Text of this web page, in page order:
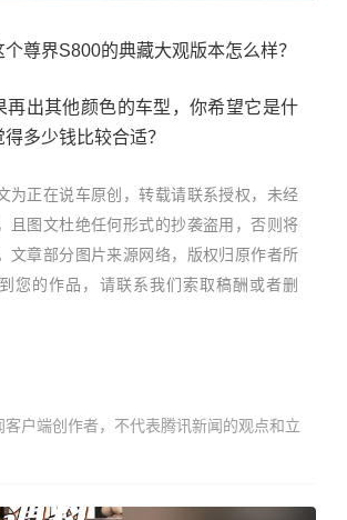
尊界S800的典藏大观版本怎么样？
再出其他颜色的车型，你希望它是什
多少钱比较合适？
为正在说车原创，转载请联系授权，未经
且图文杜绝任何形式的抄袭盗用，否则将
文章部分图片来源网络，版权归原作者所
您的作品，请联系我们索取稿酬或者删
客户端创作者，不代表腾讯新闻的观点和立